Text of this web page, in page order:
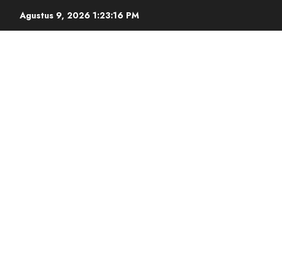
Agustus 9, 2026 1:23:17 PM